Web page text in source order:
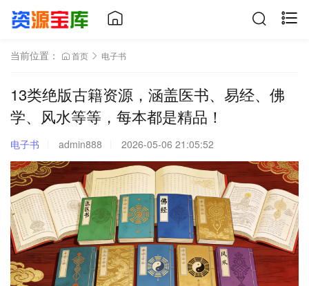
当前位置： 首页 电子书
13类绝版古籍资源，涵盖医书、易经、佛
学、风水等等，每本都是精品！
电子书 admin888 2026-05-06 21:05:52